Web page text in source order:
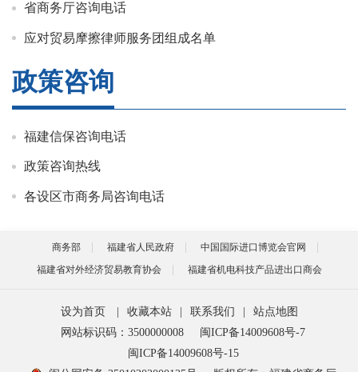
省商务厅咨询电话
应对贸易摩擦律师服务团组成名单
政策咨询
福建信保咨询电话
政策咨询热线
各设区市商务局咨询电话
商务部 福建省人民政府
中国国际进口博览会官网
福建省对外经济贸易教育协会
福建省机电科技产品进出口商会
设为首页 | 收藏本站 | 联系我们 |
站点地图
网站标识码：3500000008
闽ICP备14009608号-7
闽ICP备14009608号-15